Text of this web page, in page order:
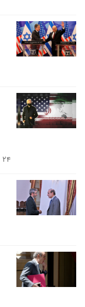
۲۴ اردیبهشت ۱۴۰۱